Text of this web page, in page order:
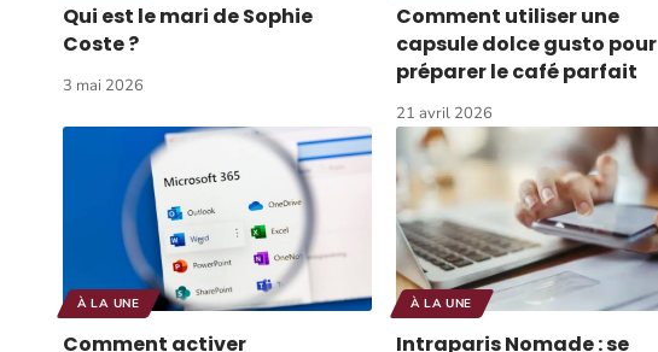
Qui est le mari de Sophie
Coste ?
3 mai 2026
Comment utiliser une
capsule dolce gusto pour
préparer le café parfait
21 avril 2026
À LA UNE
Comment activer
À LA UNE
Intraparis Nomade : se